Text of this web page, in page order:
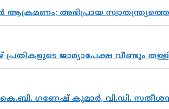
അഭിപ്രായ സ്വാതന്ത്ര്യത്തെ
പ്രതികളുടെ ജാമ്യാപേക്ഷ വീണ്ടും
ഗണേഷ് കുമാർ, വി.ഡി.